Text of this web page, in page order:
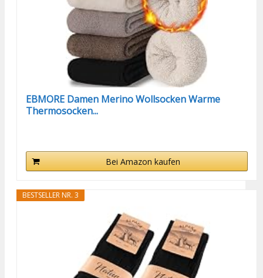
EBMORE Damen Merino Wollsocken Warme
Thermosocken...
Bei Amazon kaufen
BESTSELLER NR. 3